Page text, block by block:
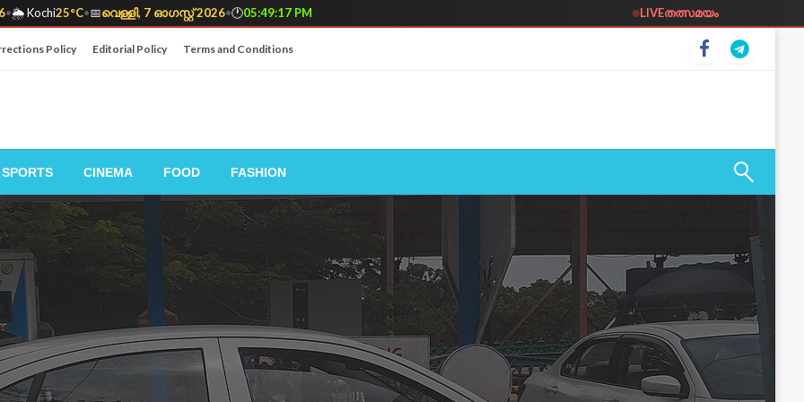
•🌦️ Kochi25°C•📅വെള്ളി, 7 ഓഗസ്റ്റ് 2026•🕐05:49:18 PM LIVEതത്സമയം
Policy Editorial Policy Terms and Conditions
SPORTS CINEMA FOOD FASHION